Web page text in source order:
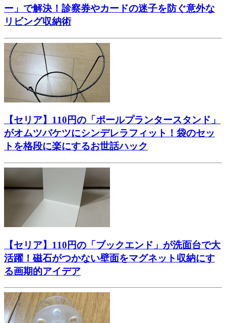
ー」で解決！診察券やカードの迷子を防ぐ意外な
リビング収納術
【セリア】110円の「ポールプランタースタンド」
がオムツバケツにシンデレラフィット！袋のセッ
トを格段に楽にするお世話ハック
【セリア】110円の「ブックエンド」が洗面台で大
活躍！磁石がつかない壁面をマグネット収納にす
る画期的アイデア